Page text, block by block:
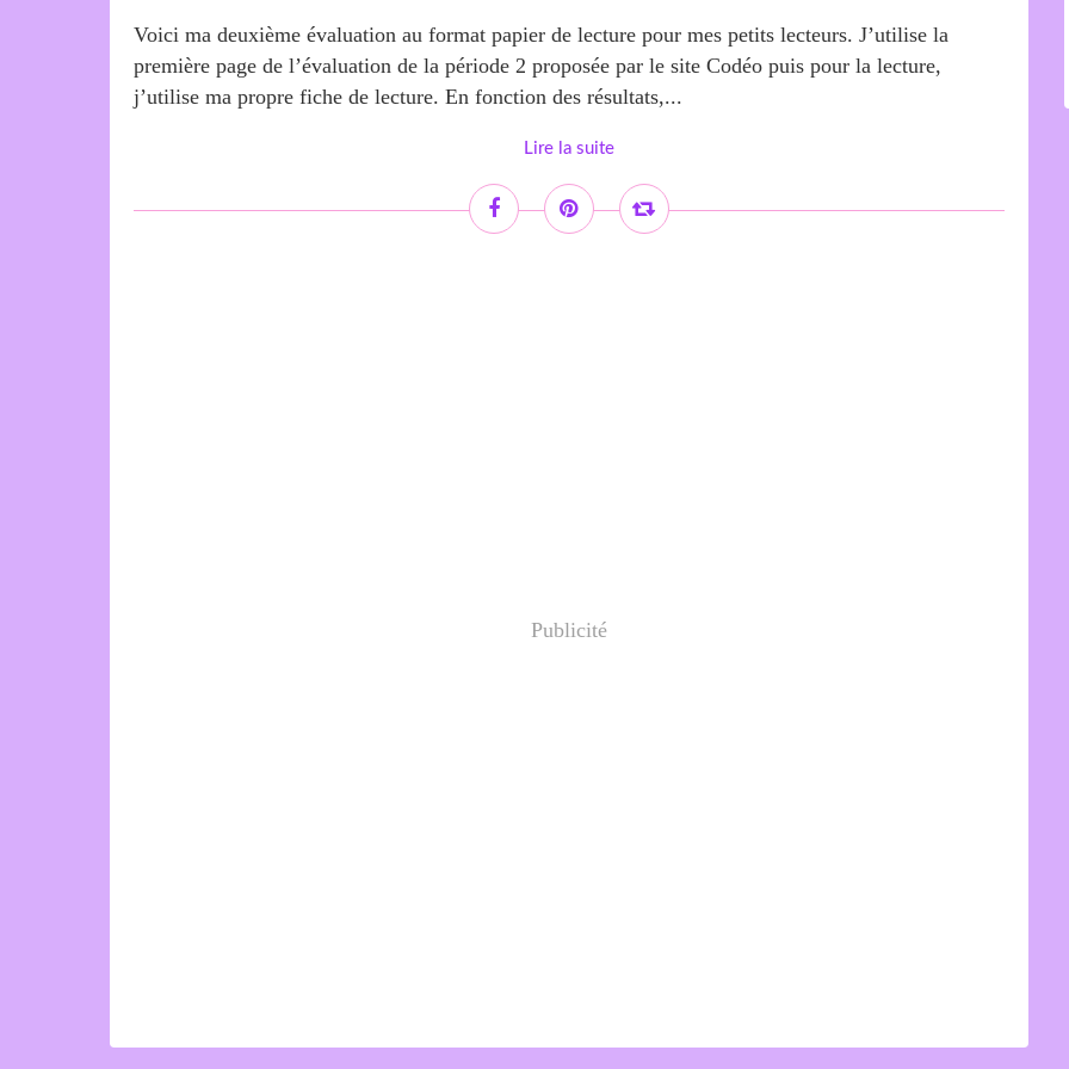
Voici ma deuxième évaluation au format papier de lecture pour mes petits lecteurs. J’utilise la
première page de l’évaluation de la période 2 proposée par le site Codéo puis pour la lecture,
j’utilise ma propre fiche de lecture. En fonction des résultats,...
Lire la suite
Publicité